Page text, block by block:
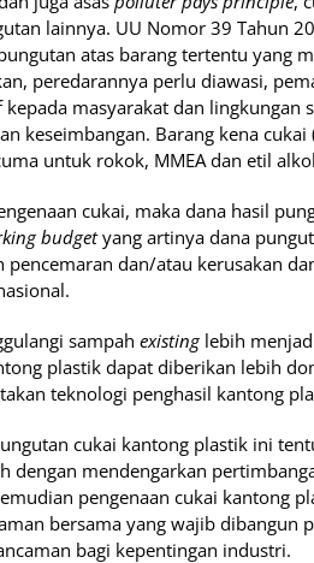
lainnya. UU Nomor 39 Tahun
atas barang tertentu yang
peredarannya perlu diawasi,
masyarakat dan lingkungan
keseimbangan. Barang kena cukai
untuk rokok, MMEA dan etil
cukai, maka dana hasil
budgetyang artinya dana
pencemaran dan/atau kerusakan
sampah existinglebih
plastik dapat diberikan lebih
teknologi penghasil kantong
cukai kantong plastik ini
dengan mendengarkan
pengenaan cukai kantong
bersama yang wajib dibangun
bagi kepentingan industri.